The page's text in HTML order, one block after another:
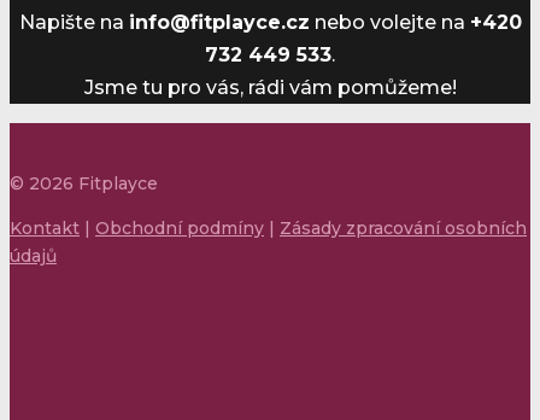
Napište na info@fitplayce.cz nebo volejte na +420
732 449 533.
Jsme tu pro vás, rádi vám pomůžeme!
© 2026 Fitplayce
Kontakt | Obchodní podmíny | Zásady zpracování osobních
údajů